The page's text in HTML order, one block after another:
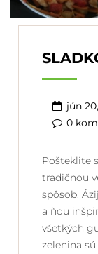
jún
0
Pošteklite
tradičnou
spôsob.
a ňou
všetkých
zelenina